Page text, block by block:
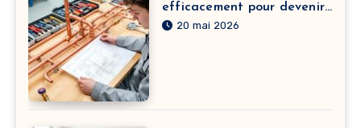
efficacement pour devenir
plombier chauffagiste avec
20 mai 2026